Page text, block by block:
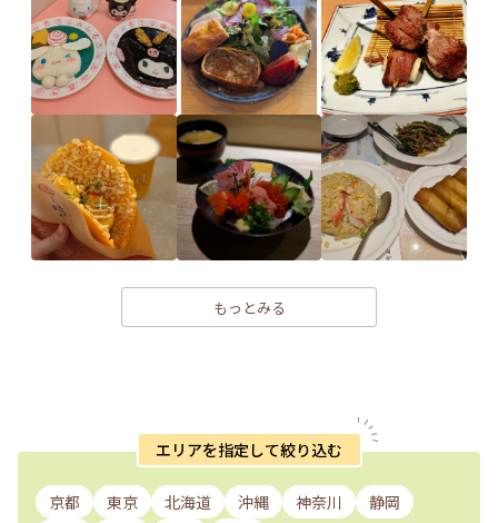
もっとみる
エリアを指定して絞り込む
京都 東京 北海道 沖縄 神奈川
静岡